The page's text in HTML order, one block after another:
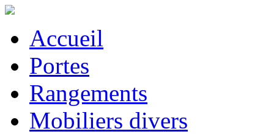
Accueil
Portes
Rangements
Mobiliers divers